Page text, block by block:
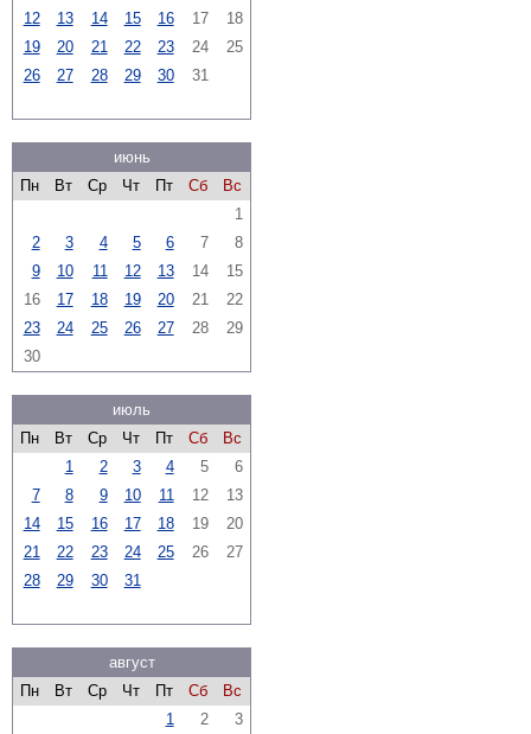
12
13 14 15 16 17
18
19
20 21 22 23 24
25
26
27 28 29 30 31
июнь
Пн
Вт Ср Чт Пт Сб
Вс
1
2
3 4 5 6 7
8
9
10 11 12 13 14
15
16
17 18 19 20 21
22
23
24 25 26 27 28
29
30
июль
Пн
Вт Ср Чт Пт Сб
Вс
1
2 3 4 5
6
7
8 9 10 11 12
13
14
15 16 17 18 19
20
21
22 23 24 25 26
27
28
29 30 31
август
Пн
Вт Ср Чт Пт Сб
Вс
1
2
3